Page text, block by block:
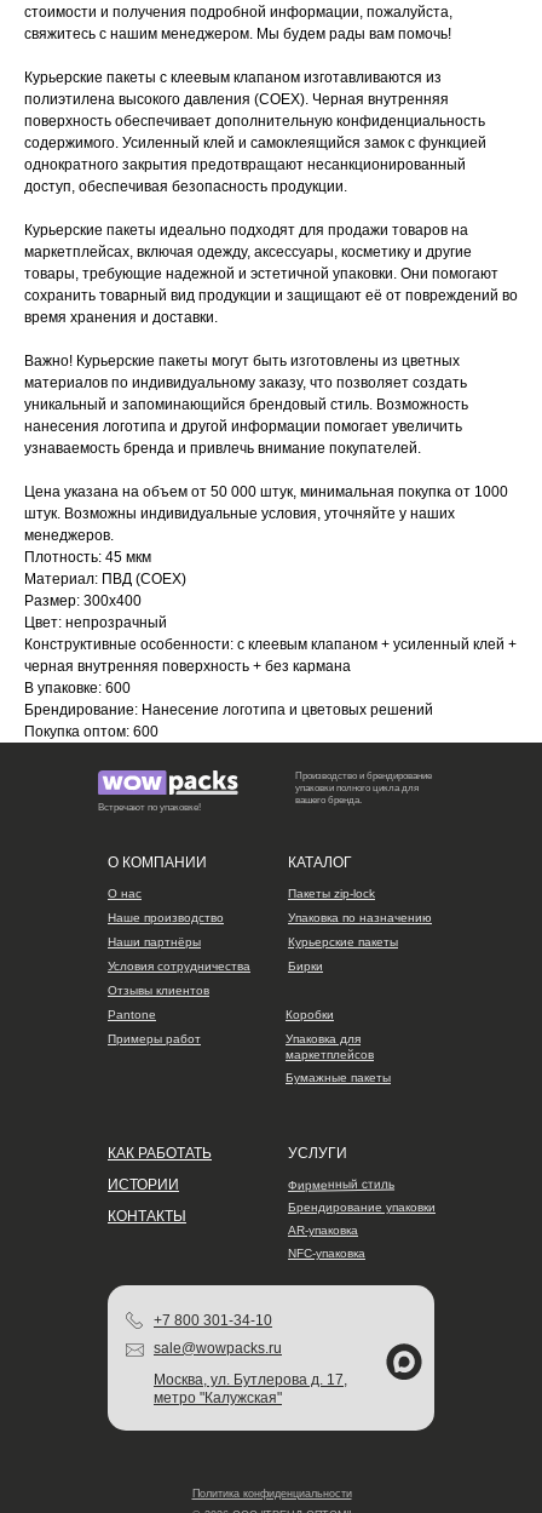
стоимости и получения подробной информации, пожалуйста,
свяжитесь с нашим менеджером. Мы будем рады вам помочь!
Курьерские пакеты с клеевым клапаном изготавливаются из
полиэтилена высокого давления (COEX). Черная внутренняя
поверхность обеспечивает дополнительную конфиденциальность
содержимого. Усиленный клей и самоклеящийся замок с функцией
однократного закрытия предотвращают несанкционированный
доступ, обеспечивая безопасность продукции.
Курьерские пакеты идеально подходят для продажи товаров на
маркетплейсах, включая одежду, аксессуары, косметику и другие
товары, требующие надежной и эстетичной упаковки. Они помогают
сохранить товарный вид продукции и защищают её от повреждений во
время хранения и доставки.
Важно! Курьерские пакеты могут быть изготовлены из цветных
материалов по индивидуальному заказу, что позволяет создать
уникальный и запоминающийся брендовый стиль. Возможность
нанесения логотипа и другой информации помогает увеличить
узнаваемость бренда и привлечь внимание покупателей.
Цена указана на объем от 50 000 штук, минимальная покупка от 1000
штук. Возможны индивидуальные условия, уточняйте у наших
менеджеров.
Плотность: 45 мкм
Материал: ПВД (COEX)
Размер: 300х400
Цвет: непрозрачный
Конструктивные особенности: с клеевым клапаном + усиленный клей +
черная внутренняя поверхность + без кармана
В упаковке: 600
Брендирование: Нанесение логотипа и цветовых решений
Покупка оптом: 600
О нас
О КОМПАНИИ
Наше производство
Наши партнёры
Условия сотрудничества
Отзывы клиентов
Примеры работ
КАТАЛОГ
Пакеты zip-lock
Упаковка по назначению
Курьерские пакеты
Бирки
УСЛУГИ
Фирменный стиль
Брендирование упаковки
NFC-упаковка
AR-упаковка
КАК РАБОТАТЬ
ИСТОРИИ
КОНТАКТЫ
Политика конфиденциальности
Коробки
Упаковка для
маркетплейсов
Бумажные пакеты
Pantone
Производство и брендирование
упаковки полного цикла для
вашего бренда.
Встречают по упаковке!
+7 800 301-34-10
Москва, ул. Бутлерова д. 17,
метро "Калужская"
sale@wowpacks.ru